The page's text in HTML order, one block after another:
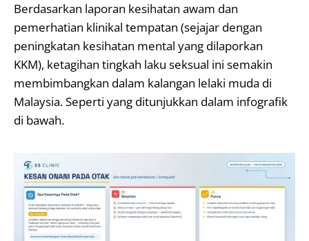
Berdasarkan laporan kesihatan awam dan
pemerhatian klinikal tempatan (sejajar dengan
peningkatan kesihatan mental yang dilaporkan
KKM), ketagihan tingkah laku seksual ini semakin
membimbangkan dalam kalangan lelaki muda di
Malaysia. Seperti yang ditunjukkan dalam infografik
di bawah.